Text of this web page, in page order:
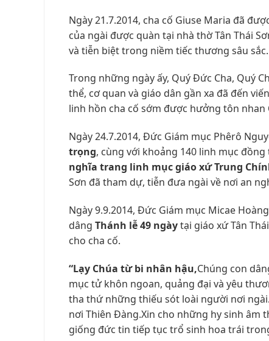
Ngày 21.7.2014, cha cố Giuse Maria đã
của ngài được quàn tại nhà thờ Tân Thái
và tiễn biệt trong niềm tiếc thương sâu sắc.
Trong những ngày ấy, Quý Đức Cha, Quý
thể, cơ quan và giáo dân gần xa đã đến
linh hồn cha cố sớm được hưởng tôn nhan
Ngày 24.7.2014, Đức Giám mục Phêrô
trọng, cùng với khoảng 140 linh mục
nghĩa trang linh mục giáo xứ Trung
Sơn đã tham dự, tiễn đưa ngài về nơi an
Ngày 9.9.2014, Đức Giám mục Micae
dâng Thánh lễ 49 ngàytại giáo xứ Tân
cho cha cố.
“Lạy Chúa từ bi nhân hậu,Chúng con
mục tử khôn ngoan, quảng đại và yêu
tha thứ những thiếu sót loài người nơi
nơi Thiên Đàng.Xin cho những hy sinh âm
giống đức tin tiếp tục trổ sinh hoa trái